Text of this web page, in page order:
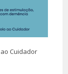
Cuidador